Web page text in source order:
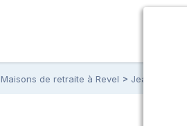
Maisons de retraite à Revel Jean Ricalens